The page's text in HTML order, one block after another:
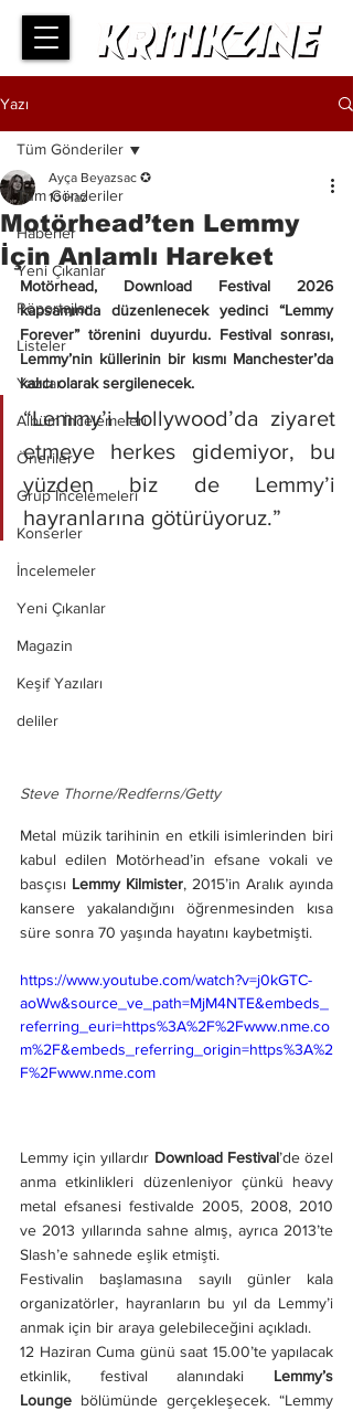
Yazı
Tüm Gönderiler
Haberler
Yeni Çıkanlar
Röportajlar
Listeler
Yazılar
Albüm İncelemeleri
Öneriler
Grup İncelemeleri
Konserler
İncelemeler
Yeni Çıkanlar
Magazin
Keşif Yazıları
deliler
Tüm Gönderiler
Motörhead’ten Lemmy
İçin Anlamlı Hareket
Ayça Beyazsac ✪
10 Haz
Motörhead, Download Festival 2026
kapsamında düzenlenecek yedinci “Lemmy
Forever” törenini duyurdu. Festival sonrası,
Lemmy’nin küllerinin bir kısmı Manchester’da
kalıcı olarak sergilenecek.
“Lemmy’i Hollywood’da ziyaret
etmeye herkes gidemiyor, bu
yüzden biz de Lemmy’i
hayranlarına götürüyoruz.”
Steve Thorne/Redferns/Getty
Metal müzik tarihinin en etkili isimlerinden biri
kabul edilen Motörhead’in efsane vokali ve
basçısı Lemmy Kilmister, 2015’in Aralık ayında
kansere yakalandığını öğrenmesinden kısa
süre sonra 70 yaşında hayatını kaybetmişti.
https://www.youtube.com/watch?v=j0kGTC-
aoWw&source_ve_path=MjM4NTE&embeds_
referring_euri=https%3A%2F%2Fwww.nme.co
m%2F&embeds_referring_origin=https%3A%2
F%2Fwww.nme.com
Lemmy için yıllardır Download Festival’de özel
anma etkinlikleri düzenleniyor çünkü heavy
metal efsanesi festivalde 2005, 2008, 2010
ve 2013 yıllarında sahne almış, ayrıca 2013’te
Slash’e sahnede eşlik etmişti.
Festivalin başlamasına sayılı günler kala
organizatörler, hayranların bu yıl da Lemmy’i
anmak için bir araya gelebileceğini açıkladı.
12 Haziran Cuma günü saat 15.00’te yapılacak
etkinlik, festival alanındaki Lemmy’s
Lounge bölümünde gerçekleşecek. “Lemmy